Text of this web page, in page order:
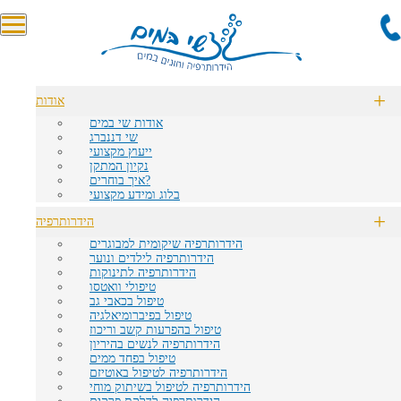
אודות
אודות שי במים
שי דננברג
ייעוץ מקצועי
נקיון המתקן
איך בוחרים?
בלוג ומידע מקצועי
הידרותרפיה
הידרותרפיה שיקומית למבוגרים
הידרותרפיה לילדים ונוער
הידרותרפיה לתינוקות
טיפולי וואטסו
טיפול בכאבי גב
טיפול בפיברומיאלגיה
טיפול בהפרעות קשב וריכוז
הידרותרפיה לנשים בהיריון
טיפול בפחד ממים
הידרותרפיה לטיפול באוטיזם
הידרותרפיה לטיפול בשיתוק מוחי
טיפול במים חמים לפתרון כאבי
גב ומפרקים
חוגי שחייה מעצימים לפעוטות
התעמלות במים לבריאות הגוף
והנפש
צוות מטפלים ומורים מקצועי
מתקן חדש, נקי ואסתטי –
במים ומחוץ למים